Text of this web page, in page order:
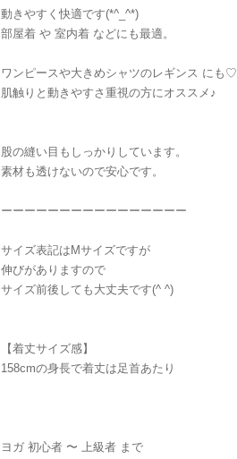
動きやすく快適です(*^_^*)
部屋着 や 室内着 などにも最適。
ワンピースや大きめシャツのレギンス にも♡
肌触りと動きやすさ重視の方にオススメ♪
股の縫い目もしっかりしています。
素材も透けないので安心です。
ーーーーーーーーーーーーーーーー
サイズ表記はMサイズですが
伸びがありますので
サイズ前後しても大丈夫です(^ ^)
【着丈サイズ感】
158cmの身長で着丈は足首あたり
ヨガ 初心者 〜 上級者 まで